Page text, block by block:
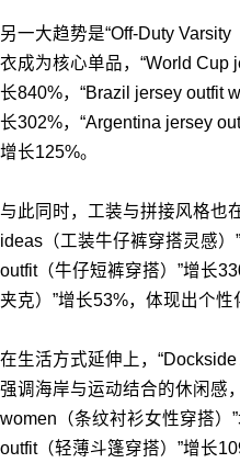
另一大趋势是“Off-Duty
衣成为核心单品，“World Cup
长840%，“Brazil jersey outfit
长302%，“Argentina jersey
增长125%。
与此同时，工装与拼接风格也
ideas（工装牛仔裤穿搭灵感）
outfit（牛仔短裤穿搭）”增长
夹克）”增长53%，体现出个性
在生活方式延伸上，
强调海岸与运动结合的休闲感
women（条纹衬衫女性穿搭）
outfit（轻薄斗篷穿搭）”增长